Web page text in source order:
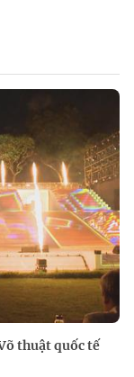
thuật quốc tế